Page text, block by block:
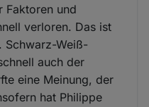
Faktoren und
verloren. Das ist
Schwarz-Weiß-
auch der
eine Meinung, der
hat Philippe